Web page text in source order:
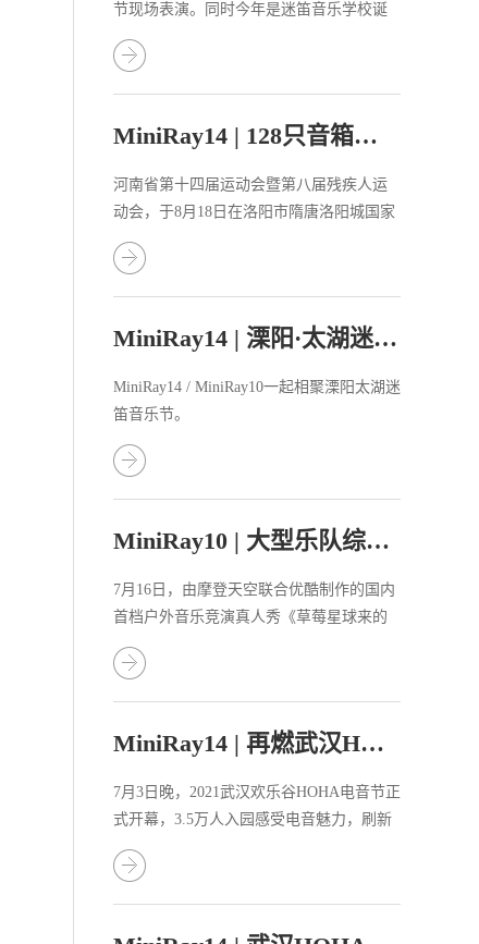
节现场表演。同时今年是迷笛音乐学校诞
生的第三十个年头，海口迷笛音乐节吹响
了“迷笛三十年”的集结号。
MiniRay14 | 128只音箱助力河南省运会！
河南省第十四届运动会暨第八届残疾人运
动会，于8月18日在洛阳市隋唐洛阳城国家
遗址公园的应天门拉开帷幕。省委书记楼
阳生出席开幕式并宣布运动会开幕，省长
王凯致开幕词。
MiniRay14 | 溧阳·太湖迷笛音乐节
MiniRay14 / MiniRay10一起相聚溧阳太湖迷
笛音乐节。
MiniRay10 | 大型乐队综艺《草莓星球来的人》
7月16日，由摩登天空联合优酷制作的国内
首档户外音乐竞演真人秀《草莓星球来的
人》火热开播！
MiniRay14 | 再燃武汉HOHA电音节！
7月3日晚，2021武汉欢乐谷HOHA电音节正
式开幕，3.5万人入园感受电音魅力，刷新
电音节开幕入园量纪录！